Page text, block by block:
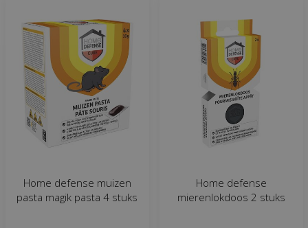
Home defense muizen
pasta magik pasta 4 stuks
Home defense
mierenlokdoos 2 stuks